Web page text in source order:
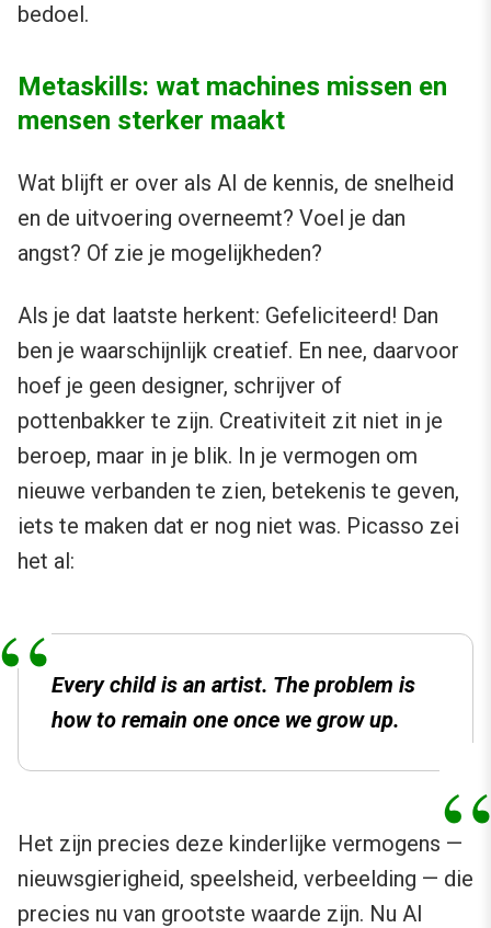
bedoel.
Metaskills: wat machines missen en
mensen sterker maakt
Wat blijft er over als AI de kennis, de snelheid
en de uitvoering overneemt? Voel je dan
angst? Of zie je mogelijkheden?
Als je dat laatste herkent: Gefeliciteerd! Dan
ben je waarschijnlijk creatief. En nee, daarvoor
hoef je geen designer, schrijver of
pottenbakker te zijn. Creativiteit zit niet in je
beroep, maar in je blik. In je vermogen om
nieuwe verbanden te zien, betekenis te geven,
iets te maken dat er nog niet was. Picasso zei
het al:
Every child is an artist. The problem is
how to remain one once we grow up.
Het zijn precies deze kinderlijke vermogens —
nieuwsgierigheid, speelsheid, verbeelding — die
precies nu van grootste waarde zijn. Nu AI